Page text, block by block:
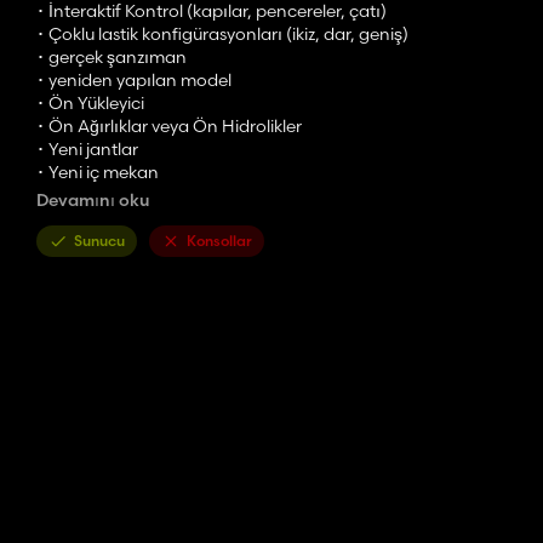
･ İnteraktif Kontrol (kapılar, pencereler, çatı)
･ Çoklu lastik konfigürasyonları (ikiz, dar, geniş)
･ gerçek şanzıman
･ yeniden yapılan model
･ Ön Yükleyici
･ Ön Ağırlıklar veya Ön Hidrolikler
･ Yeni jantlar
･ Yeni iç mekan
･ AgroStar 6,71 - 160 hp
･ AgroStar 6,81 - 185 hp
Devamını oku
Sunucu Konsollar